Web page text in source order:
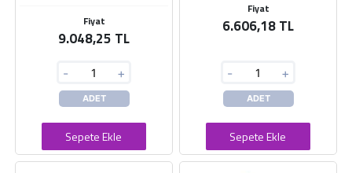
Fiyat
9.048,25 TL
- +
ADET
Sepete Ekle
Fiyat
6.606,18 TL
- +
ADET
Sepete Ekle